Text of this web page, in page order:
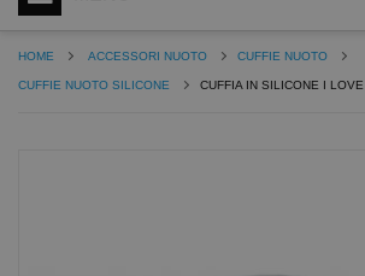
HOME ACCESSORI NUOTO CUFFIE NUOTO
CUFFIE NUOTO SILICONE CUFFIA IN SILICONE I